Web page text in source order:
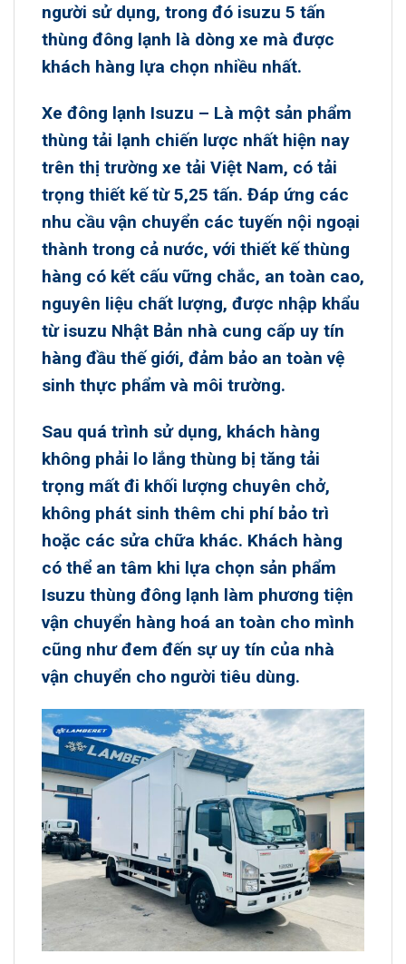
người sử dụng, trong đó isuzu 5 tấn
thùng đông lạnh là dòng xe mà được
khách hàng lựa chọn nhiều nhất.
Xe đông lạnh Isuzu – Là một sản phẩm
thùng tải lạnh chiến lược nhất hiện nay
trên thị trường xe tải Việt Nam, có tải
trọng thiết kế từ 5,25 tấn. Đáp ứng các
nhu cầu vận chuyển các tuyến nội ngoại
thành trong cả nước, với thiết kế thùng
hàng có kết cấu vững chắc, an toàn cao,
nguyên liệu chất lượng, được nhập khẩu
từ isuzu Nhật Bản nhà cung cấp uy tín
hàng đầu thế giới, đảm bảo an toàn vệ
sinh thực phẩm và môi trường.
Sau quá trình sử dụng, khách hàng
không phải lo lắng thùng bị tăng tải
trọng mất đi khối lượng chuyên chở,
không phát sinh thêm chi phí bảo trì
hoặc các sửa chữa khác. Khách hàng
có thể an tâm khi lựa chọn sản phẩm
Isuzu thùng đông lạnh làm phương tiện
vận chuyển hàng hoá an toàn cho mình
cũng như đem đến sự uy tín của nhà
vận chuyển cho người tiêu dùng.